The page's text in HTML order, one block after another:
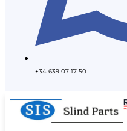
+34 639 07 17 50